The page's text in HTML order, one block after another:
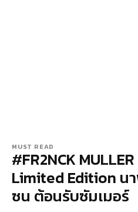
MUST READ
#FR2NCK
Limited Edition น
ซน ต้อนรับซัมเมอร์